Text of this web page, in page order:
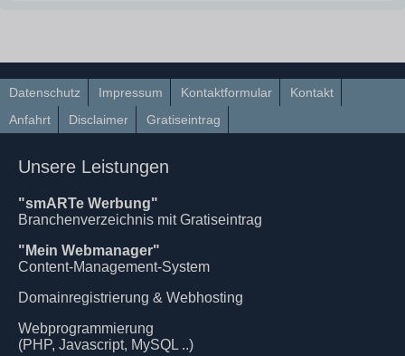
Datenschutz Impressum Kontaktformular
Kontakt
Anfahrt
Disclaimer Gratiseintrag
Unsere Leistungen
"smARTe Werbung"
Branchenverzeichnis mit Gratiseintrag
"Mein Webmanager"
Content-Management-System
Domainregistrierung & Webhosting
Webprogrammierung
(PHP, Javascript, MySQL ..)